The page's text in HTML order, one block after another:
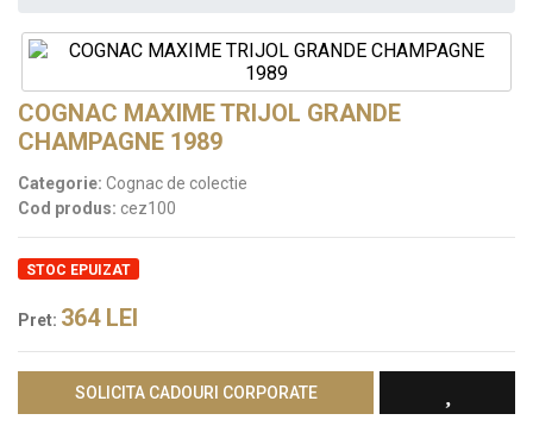
COGNAC MAXIME TRIJOL GRANDE
CHAMPAGNE 1989
Categorie: Cognac de colectie
Cod produs: cez100
STOC EPUIZAT
Pret: 364LEI
SOLICITA CADOURI CORPORATE